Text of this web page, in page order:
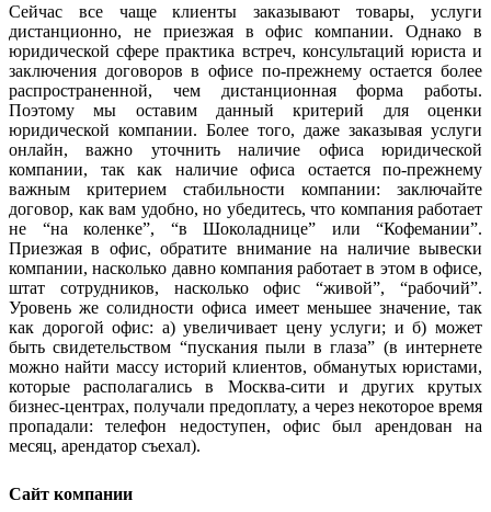
Сейчас все чаще клиенты заказывают товары, услуги
дистанционно, не приезжая в офис компании. Однако в
юридической сфере практика встреч, консультаций юриста и
заключения договоров в офисе по-прежнему остается более
распространенной, чем дистанционная форма работы.
Поэтому мы оставим данный критерий для оценки
юридической компании. Более того, даже заказывая услуги
онлайн, важно уточнить наличие офиса юридической
компании, так как наличие офиса остается по-прежнему
важным критерием стабильности компании: заключайте
договор, как вам удобно, но убедитесь, что компания работает
не “на коленке”, “в Шоколаднице” или “Кофемании”.
Приезжая в офис, обратите внимание на наличие вывески
компании, насколько давно компания работает в этом в офисе,
штат сотрудников, насколько офис “живой”, “рабочий”.
Уровень же солидности офиса имеет меньшее значение, так
как дорогой офис: а) увеличивает цену услуги; и б) может
быть свидетельством “пускания пыли в глаза” (в интернете
можно найти массу историй клиентов, обманутых юристами,
которые располагались в Москва-сити и других крутых
бизнес-центрах, получали предоплату, а через некоторое время
пропадали: телефон недоступен, офис был арендован на
месяц, арендатор съехал).
Сайт компании